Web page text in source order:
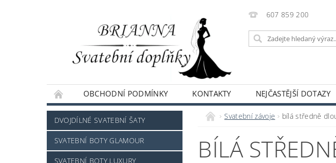
607 859 200
OBCHODNÍ PODMÍNKY KONTAKTY NEJČASTĚJŠÍ DOTAZY
NAPIŠTE NÁM
DVOJDÍLNÉ SVATEBNÍ ŠATY
SVATEBNÍ BOTY GLAMOUR
SVATEBNÍ BOTY LUXURY
Svatební závoje bílá středně
BÍLÁ